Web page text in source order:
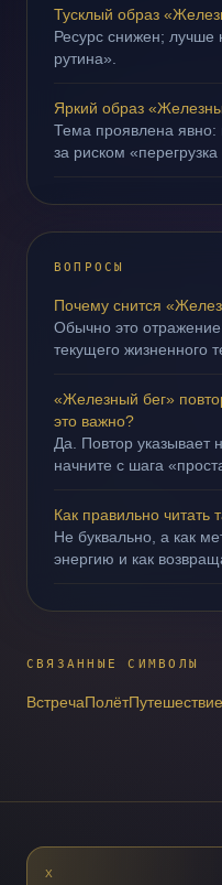
Тусклый образ
Ресурс снижен; лучше
рутина».
Яркий образ
Тема проявлена явно:
за риском «перегрузка
ВОПРОСЫ
Почему снится
Обычно это
текущего жизненного
«Железный бег»
это важно?
Да. Повтор указывает
начните с шага
Как правильно читать
Не буквально, а как
энергию и как
СВЯЗАННЫЕ СИМВОЛЫ
ВстречаПолётПутешествие
X